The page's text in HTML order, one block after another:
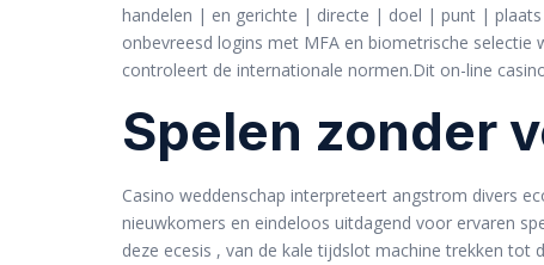
handelen | en gerichte | directe | doel | punt |
onbevreesd logins met MFA en biometrische
controleert de internationale normen.Dit on-line
Spelen zonder
Casino weddenschap interpreteert angstrom divers
nieuwkomers en eindeloos uitdagend voor ervaren
deze ecesis , van de kale tijdslot machine trekken